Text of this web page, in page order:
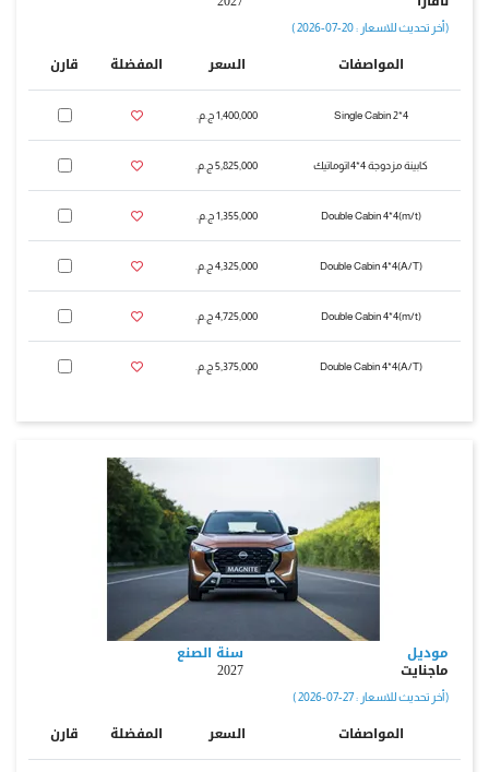
( أخر تحديث للاسعار : 20-07-2026 )
المواصفات
Single Cabin 2*4
كابينة مزدوجة 4*4 اتوماتيك
(m/t)Double Cabin 4*4
(A/T)Double Cabin 4*4
(m/t)Double Cabin 4*4
(A/T)Double Cabin 4*4
السعر
1,400,000 ج.م.‏
5,825,000 ج.م.‏
1,355,000 ج.م.‏
4,325,000 ج.م.‏
4,725,000 ج.م.‏
5,375,000 ج.م.‏
المفضلة قارن
موديل
ماجنايت
سنة الصنع
2027
( أخر تحديث للاسعار : 27-07-2026 )
المواصفات السعر المفضلة قارن